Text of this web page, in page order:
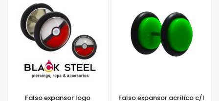
Falso expansor logo Falso expansor acrílico c/l